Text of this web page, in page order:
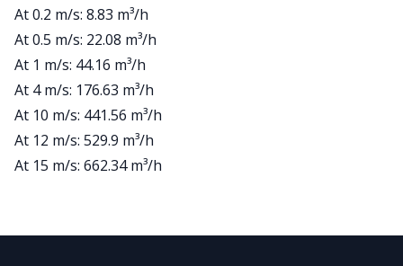
At 0.2 m/s: 8.83 m³/h
At 0.5 m/s: 22.08 m³/h
At 1 m/s: 44.16 m³/h
At 4 m/s: 176.63 m³/h
At 10 m/s: 441.56 m³/h
At 12 m/s: 529.9 m³/h
At 15 m/s: 662.34 m³/h